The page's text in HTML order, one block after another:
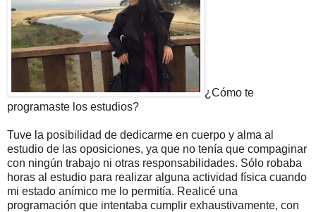
¿Cómo te
programaste los estudios?
Tuve la posibilidad de dedicarme en cuerpo y alma al
estudio de las oposiciones, ya que no tenía que compaginar
con ningún trabajo ni otras responsabilidades. Sólo robaba
horas al estudio para realizar alguna actividad física cuando
mi estado anímico me lo permitía. Realicé una
programación que intentaba cumplir exhaustivamente, con